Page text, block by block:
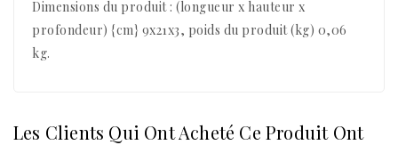
Dimensions du produit : (longueur x hauteur x
profondeur) {cm} 9x21x3, poids du produit (kg) 0,06
kg.
Les Clients Qui Ont Acheté Ce Produit Ont